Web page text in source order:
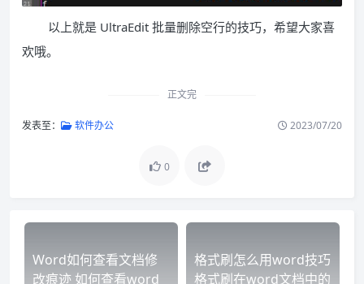
以上就是 UltraEdit 批量删除空行的技巧，希望大家喜
欢哦。
正文完
发表至： 软件办公 2023/07/20
0
Word如何查看文档修
改痕迹 如何查看word
格式刷怎么用word技巧
格式刷在word文档中的